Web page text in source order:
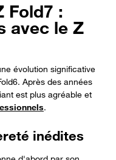
Fold7 :
avec le Z
évolution significative
Après des années
est plus agréable et
.
inédites